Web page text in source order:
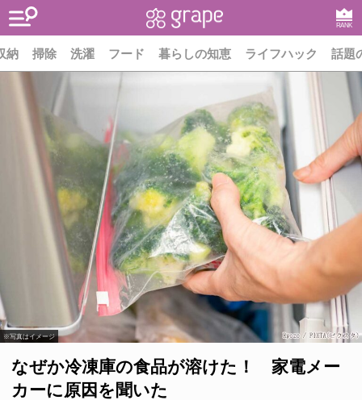
RANK
納 掃除 洗濯 フード 暮らしの知恵 ライフハック 話題
※写真はイメージ
なぜか冷凍庫の食品が溶けた！ 家電メー
カーに原因を聞いた